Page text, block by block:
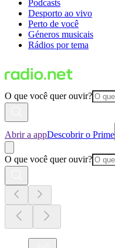
Podcasts
Desporto ao vivo
Perto de você
Géneros musicais
Rádios por tema
O que você quer ouvir?
Abrir a appDescobrir o Prime
O que você quer ouvir?